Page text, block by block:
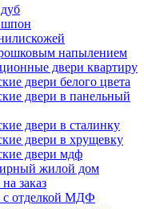
шпон
напылением
двери квартиру
двери белого цвета
двери в панельный
двери в сталинку
двери в хрущевку
двери мдф
жилой дом
заказ
с отделкой МДФ